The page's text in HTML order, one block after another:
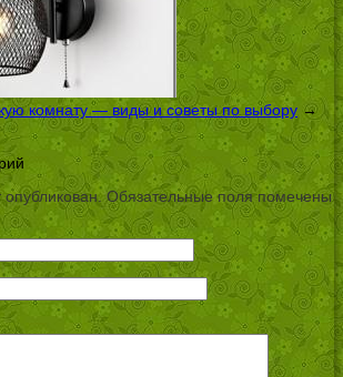
комнату — виды и советы по выбору →
Обязательные поля помечены